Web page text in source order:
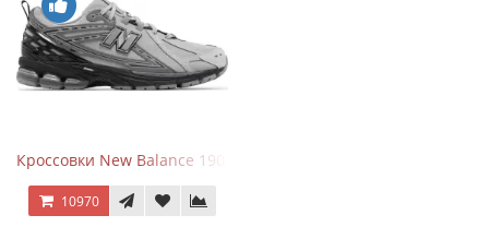
Кроссовки New Balance 1906R Brighton Grey
10970